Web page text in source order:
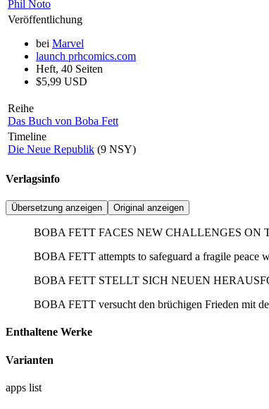
Phil Noto
Veröffentlichung
bei Marvel
launch prhcomics.com
Heft, 40 Seiten
$5,99 USD
Reihe
Das Buch von Boba Fett
Timeline
Die Neue Republik (9 NSY)
Verlagsinfo
Übersetzung anzeigen Original anzeigen
BOBA FETT FACES NEW CHALLENGES ON
BOBA FETT attempts to safeguard a fragile
BOBA FETT STELLT SICH NEUEN
BOBA FETT versucht den brüchigen Frieden mit
Enthaltene Werke
Varianten
apps list